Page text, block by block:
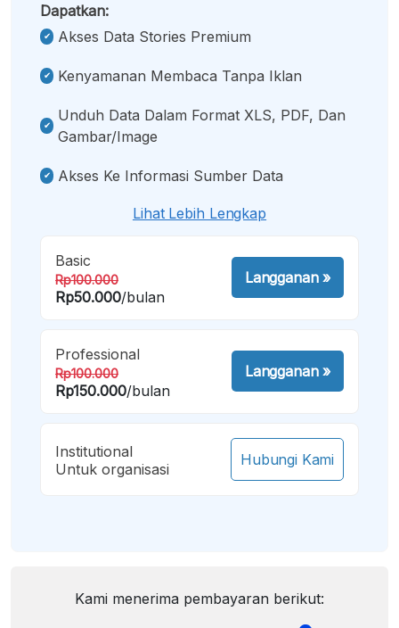
Dapatkan:
Akses Data Stories Premium
Kenyamanan Membaca Tanpa Iklan
Unduh Data Dalam Format XLS, PDF, Dan
Gambar/image
Akses Ke Informasi Sumber Data
Lihat Lebih Lengkap
Basic
Rp100.000
Rp50.000/bulan
Langganan»
Professional
Rp100.000
Rp150.000/bulan
Langganan»
Institutional
Untuk organisasi
Hubungi Kami
Kami menerima pembayaran berikut: